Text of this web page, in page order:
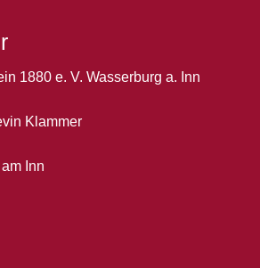
1880 e. V. Wasserburg a. Inn
Klammer
Inn